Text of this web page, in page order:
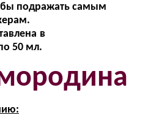
подражать самым
а в
50 мл.